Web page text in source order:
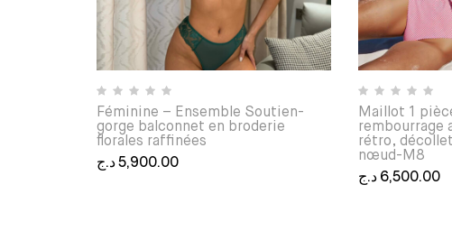
Féminine – Ensemble Soutien-
gorge balconnet en broderie
florales raffinées
5,900.00د.ج
Ce produit a plusieurs variations. Les options
Maillot 1
rembourrage
rétro,
nœud-M8
6,500.00 د.ج